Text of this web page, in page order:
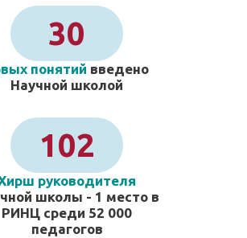
30
понятий введено
Научной школой
102
руководителя
школы - 1 место в
РИНЦ среди 52 000
педагогов